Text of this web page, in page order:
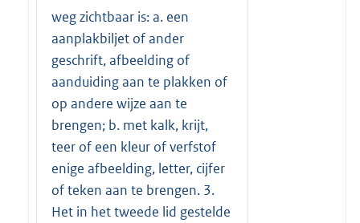
weg zichtbaar is: a. een
aanplakbiljet of ander
geschrift, afbeelding of
aanduiding aan te plakken of
op andere wijze aan te
brengen; b. met kalk, krijt,
teer of een kleur of verfstof
enige afbeelding, letter, cijfer
of teken aan te brengen. 3.
Het in het tweede lid gestelde